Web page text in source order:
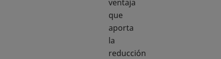
ventaja
que
aporta
la
reducción